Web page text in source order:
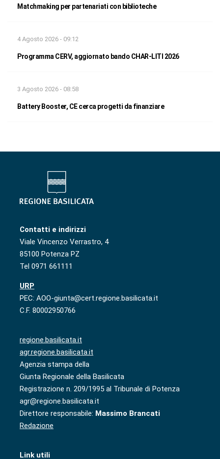
Matchmaking per partenariati con biblioteche
4 Agosto 2026 - 09:12
Programma CERV, aggiornato bando CHAR-LITI 2026
3 Agosto 2026 - 08:58
Battery Booster, CE cerca progetti da finanziare
Contatti e indirizzi
Viale Vincenzo Verrastro, 4
85100 Potenza PZ
Tel 0971 661111
URP
PEC: AOO-giunta@cert.regione.basilicata.it
C.F. 80002950766
regione.basilicata.it
agr.regione.basilicata.it
Agenzia stampa della
Giunta Regionale della Basilicata
Registrazione n. 209/1995 al Tribunale di Potenza
agr@regione.basilicata.it
Direttore responsabile: Massimo Brancati
Redazione
Link utili